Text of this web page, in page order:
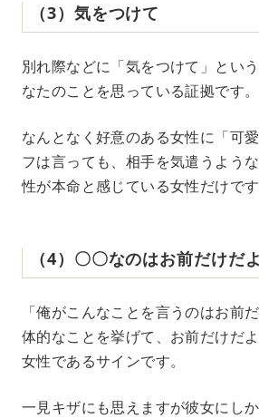
（3）気をつけて
別れ際などに「気をつけて」とい
なたのことを思っている証拠です。
なんとなく好意のある女性に「可
フは言っても、相手を気遣うよう
性が本命と感じている女性だけです
（4）〇〇なのはお前だけだよ
「俺がこんなことを言うのはお前
体的なことを挙げて、お前だけだ
女性であるサインです。
一見キザにも思えますが彼女にし